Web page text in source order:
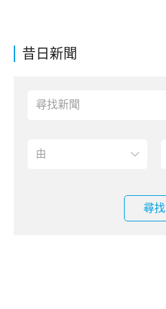
昔日新聞
尋找